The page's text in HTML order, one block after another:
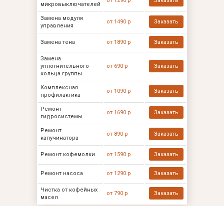
микровыключателей
Замена модуля
управления
от 1490 р Заказать
Замена тена от 1890 р Заказать
Замена
уплотнительного
кольца группы
от 690 р Заказать
Комплексная
профилактика
от 1090 р Заказать
Ремонт
гидросистемы
от 1690 р Заказать
Ремонт
капучинатора
от 890 р Заказать
Ремонт кофемолки от 1590 р Заказать
Ремонт насоса от 1290 р Заказать
Чистка от кофейных
масел
от 790 р Заказать